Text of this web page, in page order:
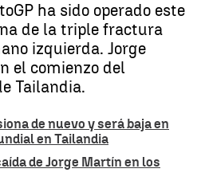
ha sido operado este
de la triple fractura
izquierda. Jorge
el comienzo del
Tailandia.
de nuevo y será baja en
en Tailandia
de Jorge Martín en los